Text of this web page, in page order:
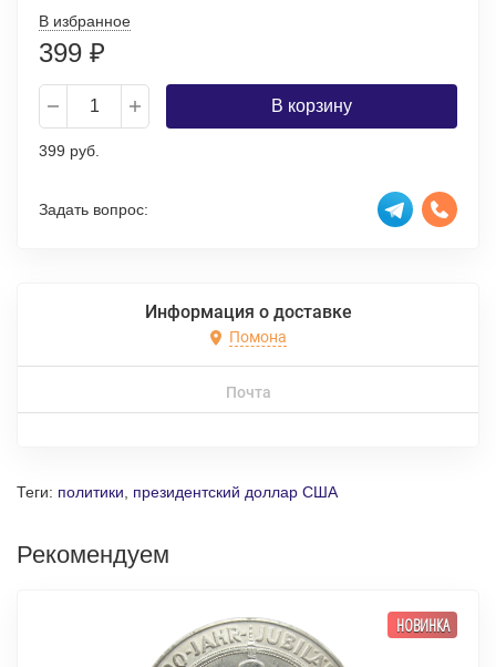
В избранное
399 ₽
В корзину
399 руб.
Задать вопрос:
Информация о доставке
Помона
Почта
Теги: политики президентский доллар США
Рекомендуем
НОВИНКА